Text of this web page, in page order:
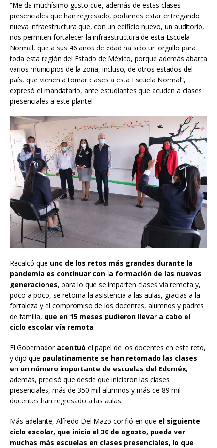
“Me da muchísimo gusto que, además de estas clases
presenciales que han regresado, podamos estar entregando
nueva infraestructura que, con un edificio nuevo, un auditorio,
nos permiten fortalecer la infraestructura de esta Escuela
Normal, que a sus 46 años de edad ha sido un orgullo para
toda esta región del Estado de México, porque además abarca
varios municipios de la zona, incluso, de otros estados del
país, que vienen a tomar clases a esta Escuela Normal”,
expresó el mandatario, ante estudiantes que acuden a clases
presenciales a este plantel.
Recalcó que uno de los retos más grandes durante la
pandemia es continuar con la formación de las nuevas
generaciones, para lo que se imparten clases vía remota y,
poco a poco, se retoma la asistencia a las aulas, gracias a la
fortaleza y el compromiso de los docentes, alumnos y padres
de familia, que en 15 meses pudieron llevar a cabo el
ciclo escolar vía remota.
El Gobernador acentuó el papel de los docentes en este reto,
y dijo que paulatinamente se han retomado las clases
en un número importante de escuelas del Edoméx,
además, precisó que desde que iniciaron las clases
presenciales, más de 350 mil alumnos y más de 89 mil
docentes han regresado a las aulas.
Más adelante, Alfredo Del Mazo confió en que el siguiente
ciclo escolar, que inicia el 30 de agosto, pueda ver
muchas más escuelas en clases presenciales, lo que